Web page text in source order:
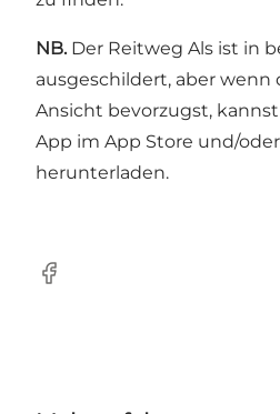
NB. Der Reitweg Als ist in
ausgeschildert, aber wenn
Ansicht bevorzugst,
App im App Store und/
herunterladen.
facebook